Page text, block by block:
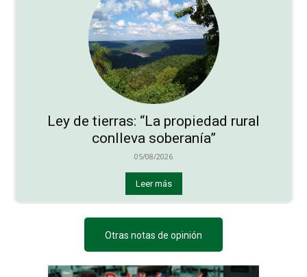
Ley de tierras: “La propiedad rural
conlleva soberanía”
05/08/2026
Leer más
Otras notas de opinión